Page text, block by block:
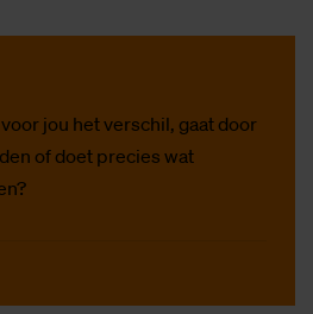
jou het verschil, gaat door
of doet precies wat